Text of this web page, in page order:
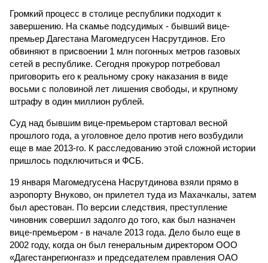
Громкий процесс в столице республики подходит к
завершению. На скамье подсудимых - бывший вице-
премьер Дагестана Магомедгусен Насрутдинов. Его
обвиняют в присвоении 1 млн погонных метров газовых
сетей в республике. Сегодня прокурор потребовал
приговорить его к реальному сроку наказания в виде
восьми с половиной лет лишения свободы, и крупному
штрафу в один миллион рублей.
Суд над бывшим вице-премьером стартовал весной
прошлого года, а уголовное дело против него возбудили
еще в мае 2013-го. К расследованию этой сложной истории
пришлось подключиться и ФСБ.
19 января Магомедгусена Насрутдинова взяли прямо в
аэропорту Внуково, он прилетел туда из Махачкалы, затем
был арестован. По версии следствия, преступление
чиновник совершил задолго до того, как был назначен
вице-премьером - в начале 2013 года. Дело было еще в
2002 году, когда он был генеральным директором ООО
«Дагестанрегионгаз» и председателем правления ОАО